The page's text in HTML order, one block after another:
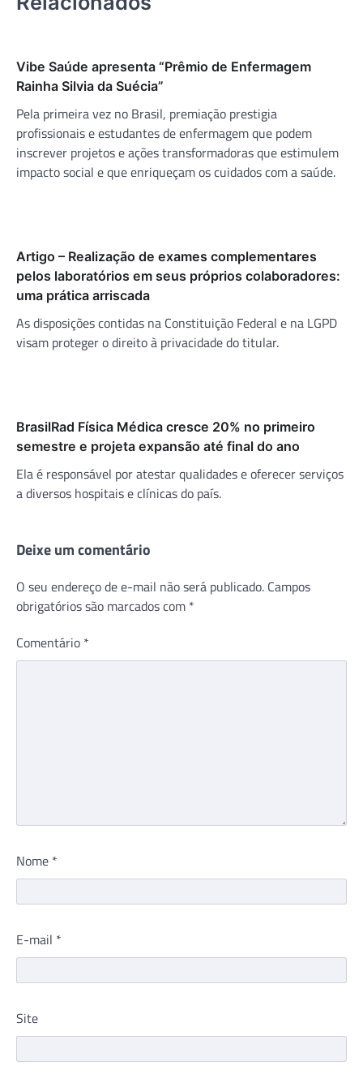
Vibe Saúde apresenta “Prêmio de Enfermagem
Rainha Silvia da Suécia”
Pela primeira vez no Brasil, premiação prestigia
profissionais e estudantes de enfermagem que podem
inscrever projetos e ações transformadoras que estimulem
impacto social e que enriqueçam os cuidados com a saúde.
Artigo – Realização de exames complementares
pelos laboratórios em seus próprios colaboradores:
uma prática arriscada
As disposições contidas na Constituição Federal e na LGPD
visam proteger o direito à privacidade do titular.
BrasilRad Física Médica cresce 20% no primeiro
semestre e projeta expansão até final do ano
Ela é responsável por atestar qualidades e oferecer serviços
a diversos hospitais e clínicas do país.
Deixe um comentário
O seu endereço de e-mail não será publicado. Campos
obrigatórios são marcados com *
Comentário *
Nome *
E-mail *
Site